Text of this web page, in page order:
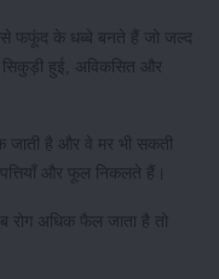
फफूंद के धब्बे बनते हैं जो जल्द
सिकुड़ी हुई, अविकसित और
जाती है और वे मर भी सकती
और फूल निकलते हैं।
अधिक फैल जाता है तो